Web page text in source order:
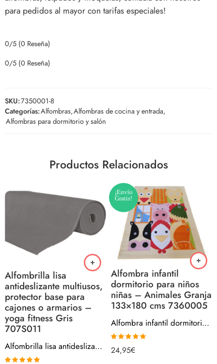
para pedidos al mayor con tarifas especiales!
0/5 (0 Reseña)
0/5 (0 Reseña)
SKU:7350001-8
Categorías:Alfombras,Alfombras de cocina y entrada,
Alfombras para dormitorio y salón
Productos Relacionados
Alfombrilla lisa
antideslizante multiusos,
protector base para
cajones o armarios –
yoga fitness Gris
707S011
Alfombrilla lisa antideslizante multiusos, protector base para cajones o armarios – yoga fitness Gris 707S011
¡Envío
Gratis!
Alfombra infantil
dormitorio para niños
niñas – Animales Granja
133×180 cms 7360005
Alfombra infantil dormitorio para niños niñas – Animales Granja 133×180 cms 7360005
Valorado con
5.00de 5
24,95€